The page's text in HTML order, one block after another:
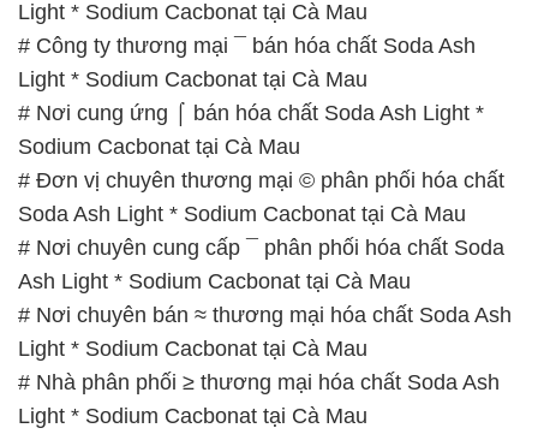
Light * Sodium Cacbonat tại Cà Mau
# Công ty thương mại ¯ bán hóa chất Soda Ash
Light * Sodium Cacbonat tại Cà Mau
# Nơi cung ứng ⌠ bán hóa chất Soda Ash Light *
Sodium Cacbonat tại Cà Mau
# Đơn vị chuyên thương mại © phân phối hóa chất
Soda Ash Light * Sodium Cacbonat tại Cà Mau
# Nơi chuyên cung cấp ¯ phân phối hóa chất Soda
Ash Light * Sodium Cacbonat tại Cà Mau
# Nơi chuyên bán ≈ thương mại hóa chất Soda Ash
Light * Sodium Cacbonat tại Cà Mau
# Nhà phân phối ≥ thương mại hóa chất Soda Ash
Light * Sodium Cacbonat tại Cà Mau